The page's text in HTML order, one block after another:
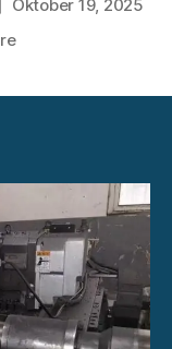
Oktober 19, 2025
zu